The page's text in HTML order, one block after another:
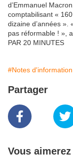
d’Emmanuel
comptabilisant «
dizaine d’années ».
pas réformable ! »,
PAR 20 MINUTES
#Notes
Partager
Vous